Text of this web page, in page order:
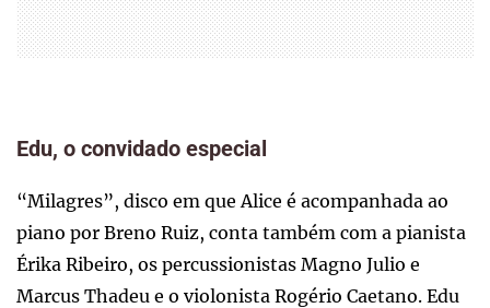
Edu, o convidado especial
“Milagres”, disco em que Alice é acompanhada ao
piano por Breno Ruiz, conta também com a pianista
Érika Ribeiro, os percussionistas Magno Julio e
Marcus Thadeu e o violonista Rogério Caetano. Edu